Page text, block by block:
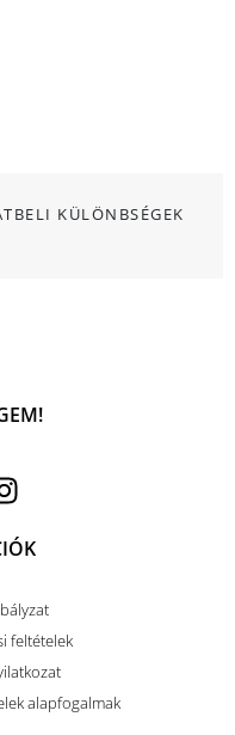
KÜLÖNBSÉGEK
feltételek
alapfogalmak